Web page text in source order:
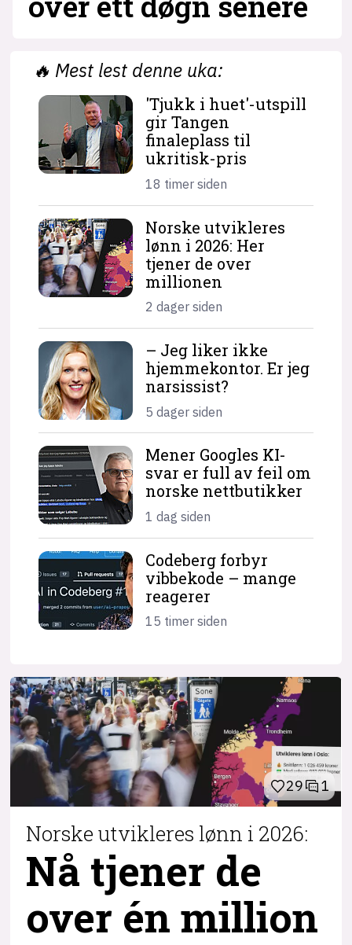
🔥 Mest lest denne uka:
'Tjukk i huet'-utspill
gir Tangen
finaleplass til
ukritisk-pris
18 timer siden
Norske utvikleres
lønn i 2026: Her
tjener de over
millionen
2 dager siden
– Jeg liker ikke
hjemme­kontor. Er jeg
narsissist?
5 dager siden
Mener Googles KI-
svar er full av feil om
norske nettbutikker
1 dag siden
Codeberg forbyr
vibbekode – mange
reagerer
15 timer siden
29 1
Norske utvikleres lønn i 2026:
Nå tjener de
over én million